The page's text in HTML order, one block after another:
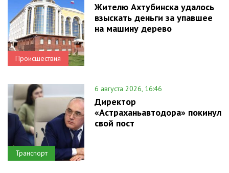
Происшествия
Жителю Ахтубинска удалось
взыскать деньги за упавшее
на машину дерево
Транспорт
6 августа 2026, 16:46
Директор
«Астраханьавтодора» покинул
свой пост